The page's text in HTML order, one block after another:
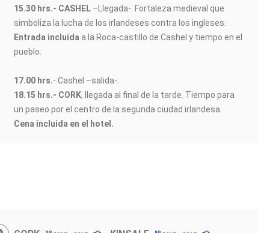
15.30 hrs.- CASHEL –Llegada-. Fortaleza medieval que
simboliza la lucha de los irlandeses contra los ingleses.
Entrada incluida a la Roca-castillo de Cashel y tiempo en el
pueblo.
17.00 hrs.- Cashel –salida-.
18.15 hrs.- CORK, llegada al final de la tarde. Tiempo para
un paseo por el centro de la segunda ciudad irlandesa.
Cena incluida en el hotel.